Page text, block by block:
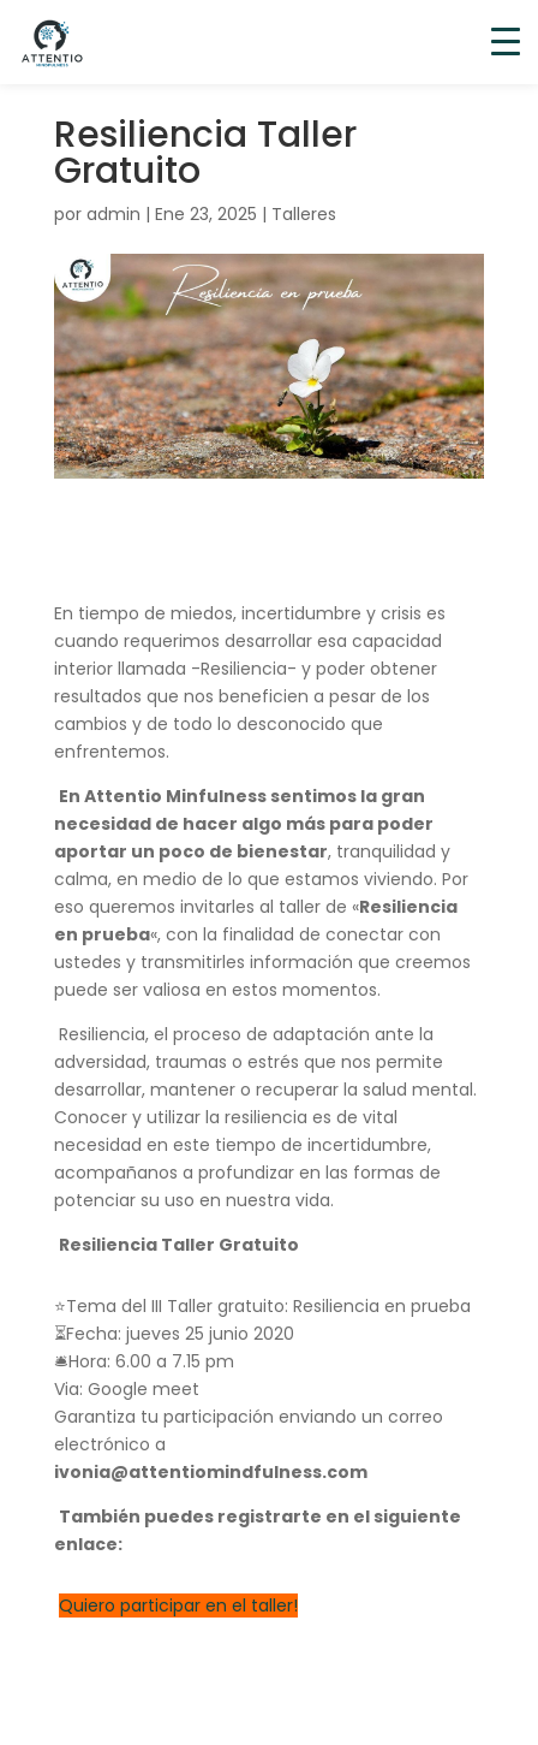
Resiliencia Taller
Gratuito
por admin | Ene 23, 2025 | Talleres
En tiempo de miedos, incertidumbre y crisis es
cuando requerimos desarrollar esa capacidad
interior llamada -Resiliencia- y poder obtener
resultados que nos beneficien a pesar de los
cambios y de todo lo desconocido que
enfrentemos.
En Attentio Minfulness sentimos la gran
necesidad de hacer algo más para poder
aportar un poco de bienestar, tranquilidad y
calma, en medio de lo que estamos viviendo. Por
eso queremos invitarles al taller de «Resiliencia
en prueba«, con la finalidad de conectar con
ustedes y transmitirles información que creemos
puede ser valiosa en estos momentos.
Resiliencia, el proceso de adaptación ante la
adversidad, traumas o estrés que nos permite
desarrollar, mantener o recuperar la salud mental.
Conocer y utilizar la resiliencia es de vital
necesidad en este tiempo de incertidumbre,
acompañanos a profundizar en las formas de
potenciar su uso en nuestra vida.
Resiliencia Taller Gratuito
⭐Tema del III Taller gratuito: Resiliencia en prueba
⏳Fecha: jueves 25 junio 2020
🛎Hora: 6.00 a 7.15 pm
Via: Google meet
Garantiza tu participación enviando un correo
electrónico a
ivonia@attentiomindfulness.com
También puedes registrarte en el siguiente
enlace:
Quiero participar en el taller!